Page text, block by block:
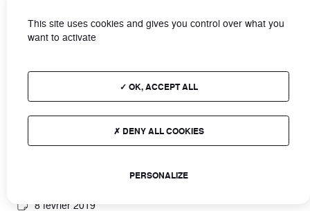
Comment bien choisir son maxi scooter ?
8 février 2019
This site uses cookies and gives you control over what you
want to activate
OK, ACCEPT ALL
DENY ALL COOKIES
PERSONALIZE